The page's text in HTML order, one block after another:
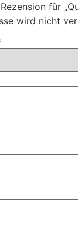
für
wird nicht